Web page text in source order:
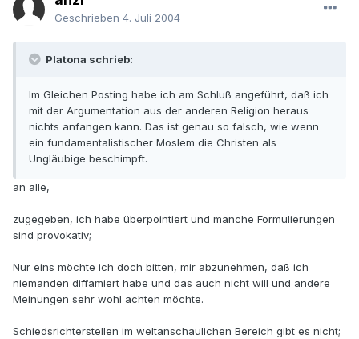
Geschrieben 4. Juli 2004
Platona schrieb:
Im Gleichen Posting habe ich am Schluß angeführt, daß ich
mit der Argumentation aus der anderen Religion heraus
nichts anfangen kann. Das ist genau so falsch, wie wenn
ein fundamentalistischer Moslem die Christen als
Ungläubige beschimpft.
an alle,
zugegeben, ich habe überpointiert und manche Formulierungen
sind provokativ;
Nur eins möchte ich doch bitten, mir abzunehmen, daß ich
niemanden diffamiert habe und das auch nicht will und andere
Meinungen sehr wohl achten möchte.
Schiedsrichterstellen im weltanschaulichen Bereich gibt es nicht;